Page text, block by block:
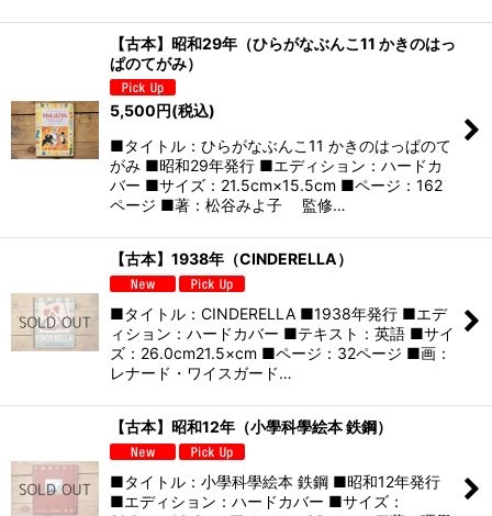
【古本】昭和29年（ひらがなぶんこ11 かきのはっ
ぱのてがみ）
5,500 円(税込)
■タイトル：ひらがなぶんこ11 かきのはっぱのて
がみ ■昭和29年発行 ■エディション：ハードカ
バー ■サイズ：21.5cm×15.5cm ■ページ：162
ページ ■著：松谷みよ子 監修…
【古本】1938年（CINDERELLA）
■タイトル：CINDERELLA ■1938年発行 ■エデ
ィション：ハードカバー ■テキスト：英語 ■サイ
ズ：26.0cm21.5×cm ■ページ：32ページ ■画：
レナード・ワイスガード…
【古本】昭和12年（小學科學絵本 鉄鋼）
■タイトル：小學科學絵本 鉄鋼 ■昭和12年発行
■エディション：ハードカバー ■サイズ：